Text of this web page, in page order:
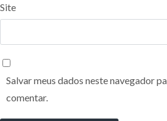
Site
Salvar meus dados neste navegador
comentar.